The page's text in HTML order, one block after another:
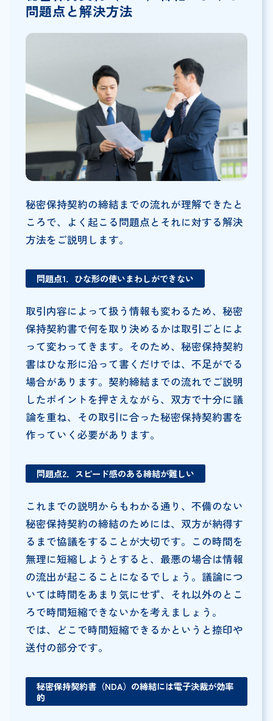
問題点と解決方法
秘密保持契約の締結までの流れが理解できたと
ころで、よく起こる問題点とそれに対する解決
方法をご説明します。
問題点1．ひな形の使いまわしができない
取引内容によって扱う情報も変わるため、秘密
保持契約書で何を取り決めるかは取引ごとによ
って変わってきます。そのため、秘密保持契約
書はひな形に沿って書くだけでは、不足がでる
場合があります。契約締結までの流れでご説明
したポイントを押さえながら、双方で十分に議
論を重ね、その取引に合った秘密保持契約書を
作っていく必要があります。
問題点2．スピード感のある締結が難しい
これまでの説明からもわかる通り、不備のない
秘密保持契約の締結のためには、双方が納得す
るまで協議をすることが大切です。この時間を
無理に短縮しようとすると、最悪の場合は情報
の流出が起こることになるでしょう。議論につ
いては時間をあまり気にせず、それ以外のとこ
ろで時間短縮できないかを考えましょう。
では、どこで時間短縮できるかというと捺印や
送付の部分です。
秘密保持契約書（NDA）の締結には電子決裁が効率
的